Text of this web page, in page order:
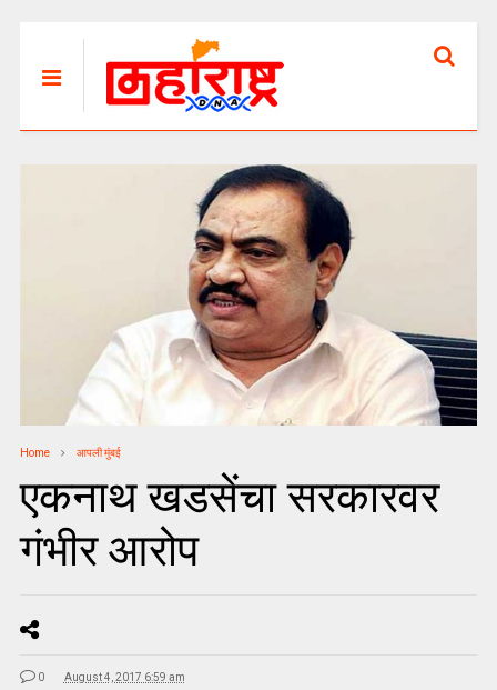
Home आपली मुंबई
एकनाथ खडसेंचा सरकारवर
गंभीर आरोप
0 August 4, 2017 6:59 am